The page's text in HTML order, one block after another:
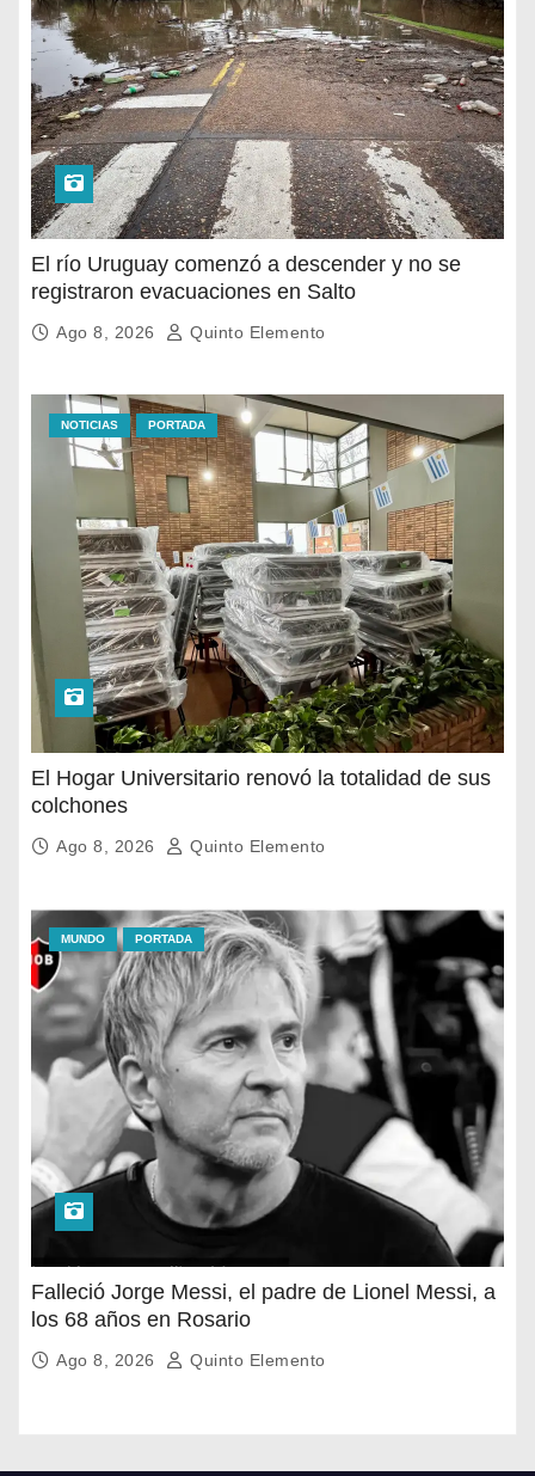
El río Uruguay comenzó a descender y no se
registraron evacuaciones en Salto
Ago 8, 2026 Quinto Elemento
NOTICIAS PORTADA
El Hogar Universitario renovó la totalidad de sus
colchones
Ago 8, 2026 Quinto Elemento
MUNDO PORTADA
Falleció Jorge Messi, el padre de Lionel Messi, a
los 68 años en Rosario
Ago 8, 2026 Quinto Elemento